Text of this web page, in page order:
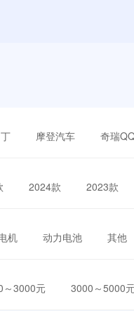
摩登汽车 奇瑞
2024款 2023款
机 动力电池 其他
～3000元 3000～5000